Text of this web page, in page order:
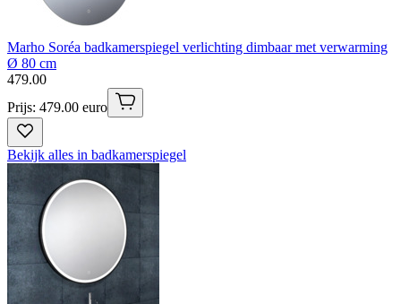
Marho Soréa badkamerspiegel verlichting dimbaar met verwarming
Ø 80 cm
479.00
Prijs: 479.00 euro
Bekijk alles in badkamerspiegel